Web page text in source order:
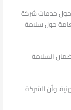
حول خدمات شركة
حول سلامة
السلامة
وأن الشركة